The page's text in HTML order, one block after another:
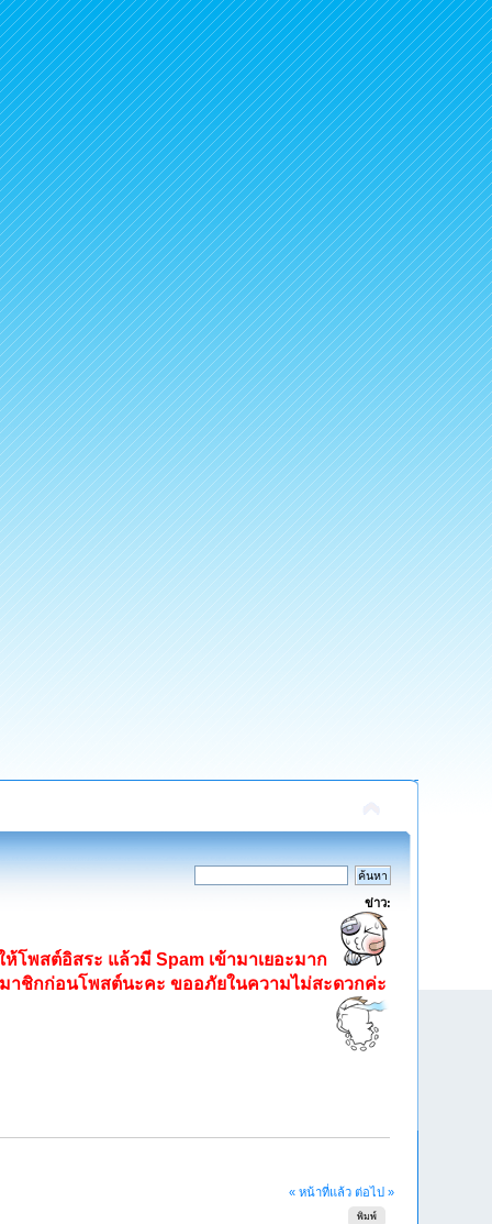
ข่าว:
ห้โพสต์อิสระ แล้วมี Spam เข้ามาเยอะมาก
าชิกก่อนโพสต์นะคะ ขออภัยในความไม่สะดวกค่ะ
« หน้าที่แล้ว ต่อไป »
พิมพ์